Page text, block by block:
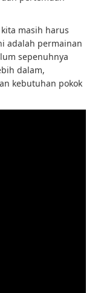
masih harus
adalah permainan
sepenuhnya
dalam,
kebutuhan pokok